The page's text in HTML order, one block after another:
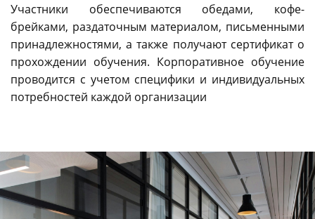
Участники обеспечиваются обедами, кофе-
брейками, раздаточным материалом, письменными
принадлежностями, а также получают сертификат о
прохождении обучения. Корпоративное обучение
проводится с учетом специфики и индивидуальных
потребностей каждой организации